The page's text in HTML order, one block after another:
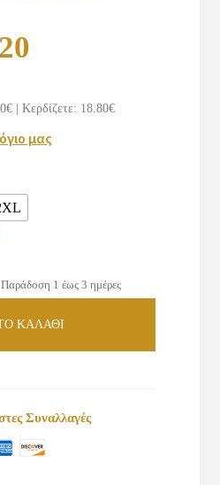
τιμή
είναι:
Κερδίζετε: 18.80€
μας
1 έως 3 ημέρες
ΚΑΛΑΘΙ
Συναλλαγές